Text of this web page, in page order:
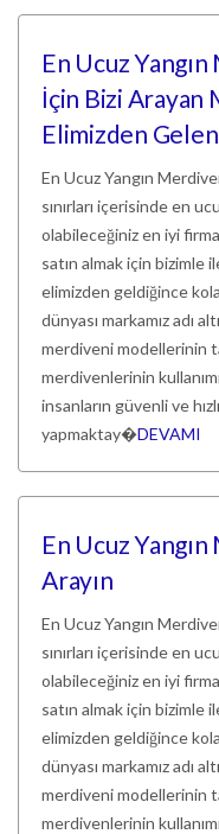
En Ucuz
İçin Bizi
Elimizden
En Ucuz Yangın
sınırları içerisinde en
olabileceğiniz en iyi
satın almak için bizimle
elimizden geldiğince
dünyası markamız adı
merdiveni modellerinin
merdivenlerinin
insanların güvenli ve
yapmaktay�DEVAMI
En Ucuz
Arayın
En Ucuz Yangın
sınırları içerisinde en
olabileceğiniz en iyi
satın almak için bizimle
elimizden geldiğince
dünyası markamız adı
merdiveni modellerinin
merdivenlerinin